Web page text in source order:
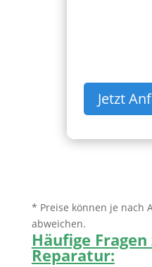
Jetzt
* Preise können je nach
abweichen.
Häufige
Reparatur: